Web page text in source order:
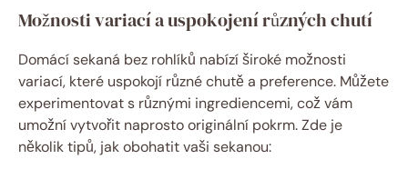
Možnosti variací a uspokojení různých chutí
Domácí sekaná bez rohlíků nabízí široké možnosti
variací, které uspokojí různé chutě a preference. Můžete
experimentovat s různými ingrediencemi, což vám
umožní vytvořit naprosto originální pokrm. Zde je
několik tipů, jak obohatit vaši sekanou: